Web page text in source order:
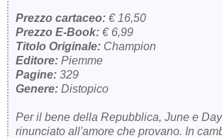
Prezzo cartaceo: € 16,50
Prezzo E-Book: € 6,99
Titolo Originale: Champion
Editore: Piemme
Pagine: 329
Genere: Distopico
Per il bene della Repubblica, June e
rinunciato all'amore che provano. In